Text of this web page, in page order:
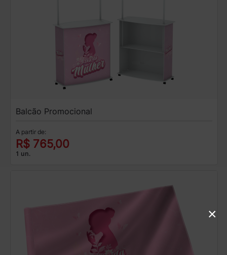
Balcão Promocional
A partir de:
R$ 765,00
1 un.
×